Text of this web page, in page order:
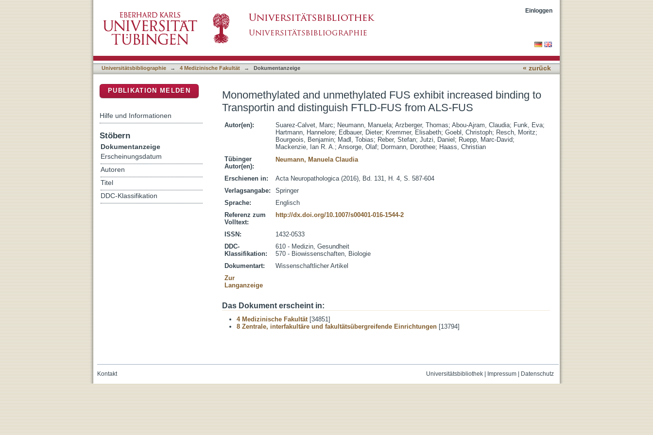
Monomethylated and unmethylated FUS exhibit increased binding to Transportin and distinguish
FTLD-FUS from ALS-FUS
Einloggen
Universitätsbibliographie → 4 Medizinische Fakultät → Dokumentanzeige « zurück
Monomethylated and unmethylated FUS exhibit increased binding to
Transportin and distinguish FTLD-FUS from ALS-FUS
Autor(en): Suarez-Calvet, Marc; Neumann, Manuela; Arzberger, Thomas; Abou-Ajram, Claudia; Funk, Eva;
Hartmann, Hannelore; Edbauer, Dieter; Kremmer, Elisabeth; Goebl, Christoph; Resch, Moritz;
Bourgeois, Benjamin; Madl, Tobias; Reber, Stefan; Jutzi, Daniel ; Ruepp, Marc-David;
Mackenzie, Ian R. A.; Ansorge, Olaf; Dormann, Dorothee; Haass, Christian
Tübinger
Autor(en):
Neumann, Manuela Claudia
Erschienen in:
Acta Neuropathologica (2016), Bd. 131, H. 4, S. 587-604
Verlagsangabe:
Springer
Sprache:
Englisch
Referenz zum
Volltext:
http://dx.doi.org/10.1007/s00401-016-1544-2
ISSN:
1432-0533
DDC-
Klassifikation:
610 - Medizin, Gesundheit
570 - Biowissenschaften, Biologie
Dokumentart:
Wissenschaftlicher Artikel
Zur
Langanzeige
Das Dokument erscheint in:
4 Medizinische Fakultät[34851]
8 Zentrale, interfakultäre und fakultätsübergreifende Einrichtungen [13794]
PUBLIKATION MELDEN
Hilfe und Informationen
Stöbern
Dokumentanzeige
Erscheinungsdatum
Autoren
Titel
DDC-Klassifikation
Universitätsbibliothek| Impressum| Datenschutz
Kontakt